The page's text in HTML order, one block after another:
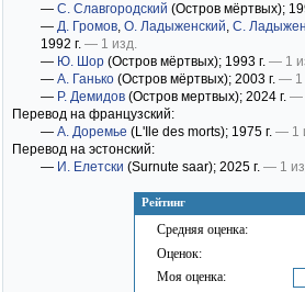
Рейтинг
Средняя оценка:
Оценок:
Моя оценка:
— С. Славгородский (Остров мёртвых);
— Д. Громов, О. Ладыженский, С.
1992 г. — 1 изд.
— Ю. Шор (Остров мёртвых); 1993 г. — 1
— А. Ганько (Остров мёртвых); 2003 г. — 1
— Р. Демидов (Остров мертвых); 2024 г. —
Перевод на французский:
— А. Доремье (L'Ile des morts); 1975 г. — 1
Перевод на эстонский:
— И. Елетски (Surnute saar); 2025 г. — 1